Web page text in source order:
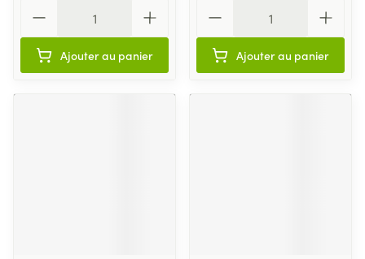
Ajouter au panier Ajouter au panier